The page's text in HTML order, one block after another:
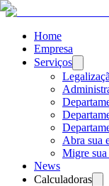
Home
Empresa
Serviços
Abra sua
Migre sua
News
Calculadoras